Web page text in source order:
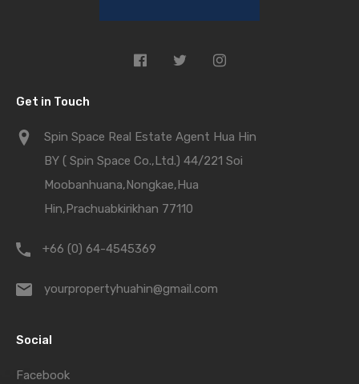
Get in Touch
Spin Space Real Estate Agent Hua Hin
BY ( Spin Space Co.,Ltd.) 44/221 Soi
Moobanhuana,Nongkae,Hua
Hin,Prachuabkirikhan 77110
+66 (0) 64-4545369
yourpropertyhuahin@gmail.com
Social
Facebook